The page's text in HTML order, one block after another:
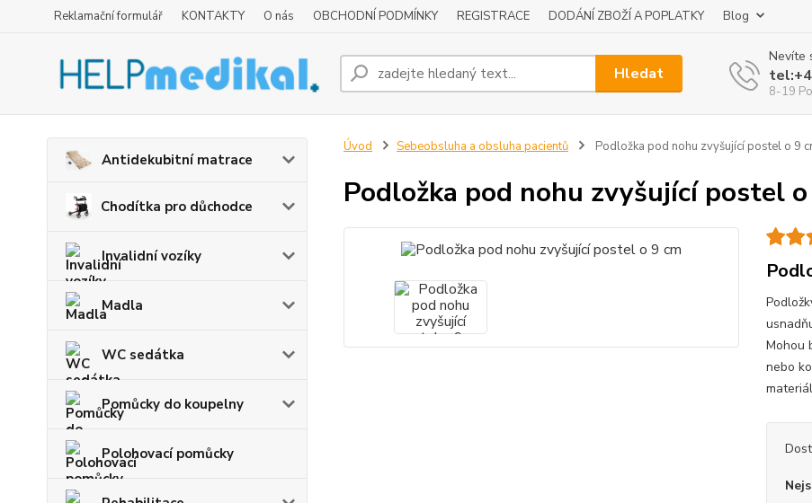
Reklamační formulář KONTAKTY O nás OBCHODNÍ PODMÍNKY REGISTRACE DODÁNÍ ZBOŽÍ A POPLATKY Blog
Hledat
Nevíte
8-19
Antidekubitní matrace
Chodítka pro důchodce
Invalidní vozíky
Madla
WC sedátka
Pomůcky do koupelny
Polohovací pomůcky
Úvod Sebeobsluha a obsluha pacientů Podložka pod nohu zvyšující postel o 9
Podložka pod nohu zvyšující postel
Mohou
nebo